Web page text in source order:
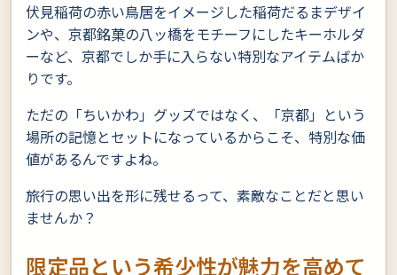
伏見稲荷の赤い鳥居をイメージした稲荷だるまデザイ
ンや、京都銘菓の八ッ橋をモチーフにしたキーホルダ
ーなど、京都でしか手に入らない特別なアイテムばか
りです。
ただの「ちいかわ」グッズではなく、「京都」という
場所の記憶とセットになっているからこそ、特別な価
値があるんですよね。
旅行の思い出を形に残せるって、素敵なことだと思い
ませんか？
限定品という希少性が魅力を高めて